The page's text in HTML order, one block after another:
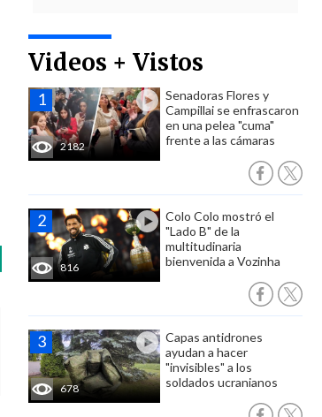
Videos + Vistos
2182
Senadoras Flores y
Campillai se enfrascaron
en una pelea "cuma"
frente a las cámaras
816
Colo Colo mostró el
"Lado B" de la
multitudinaria
bienvenida a Vozinha
678
Capas antidrones
ayudan a hacer
"invisibles" a los
soldados ucranianos